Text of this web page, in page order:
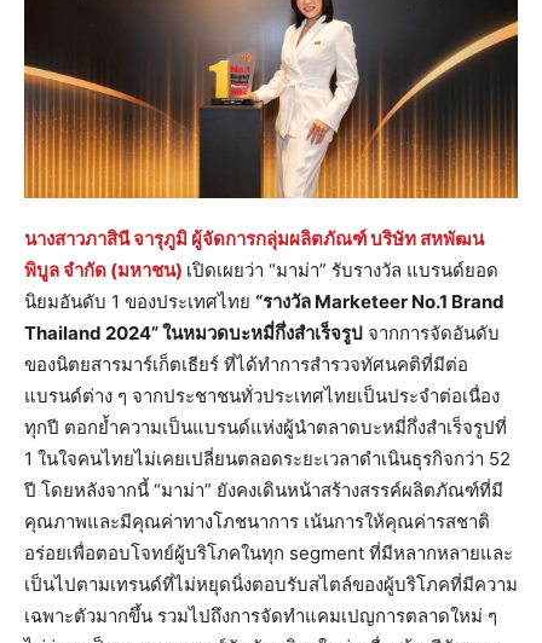
นางสาวภาสินี จารุภูมิ ผู้จัดการกลุ่มผลิตภัณฑ์ บริษัท สหพัฒน
พิบูล จำกัด (มหาชน) เปิดเผยว่า “มาม่า” รับรางวัล แบรนด์ยอด
นิยมอันดับ 1 ของประเทศไทย “รางวัล Marketeer No.1 Brand
Thailand 2024” ในหมวดบะหมี่กึ่งสำเร็จรูป จากการจัดอันดับ
ของนิตยสารมาร์เก็ตเธียร์ ที่ได้ทำการสำรวจทัศนคติที่มีต่อ
แบรนด์ต่าง ๆ จากประชาชนทั่วประเทศไทยเป็นประจำต่อเนื่อง
ทุกปี ตอกย้ำความเป็นแบรนด์แห่งผู้นำตลาดบะหมี่กึ่งสำเร็จรูปที่
1 ในใจคนไทยไม่เคยเปลี่ยนตลอดระยะเวลาดำเนินธุรกิจกว่า 52
ปี โดยหลังจากนี้ “มาม่า” ยังคงเดินหน้าสร้างสรรค์ผลิตภัณฑ์ที่มี
คุณภาพและมีคุณค่าทางโภชนาการ เน้นการให้คุณค่ารสชาติ
อร่อยเพื่อตอบโจทย์ผู้บริโภคในทุก segment ที่มีหลากหลายและ
เป็นไปตามเทรนด์ที่ไม่หยุดนิ่งตอบรับสไตล์ของผู้บริโภคที่มีความ
เฉพาะตัวมากขึ้น รวมไปถึงการจัดทำแคมเปญการตลาดใหม่ ๆ